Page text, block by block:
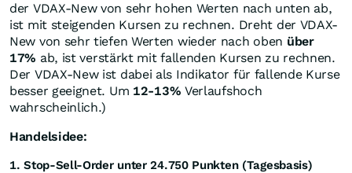
der VDAX-New von sehr hohen Werten nach unten ab,
ist mit steigenden Kursen zu rechnen. Dreht der VDAX-
New von sehr tiefen Werten wieder nach oben über
17% ab, ist verstärkt mit fallenden Kursen zu rechnen.
Der VDAX-New ist dabei als Indikator für fallende Kurse
besser geeignet. Um 12-13% Verlaufshoch
wahrscheinlich.)
Handelsidee:
1. Stop-Sell-Order unter 24.750 Punkten (Tagesbasis)